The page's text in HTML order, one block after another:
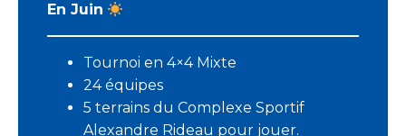
En Juin
Tournoi en 4×4 Mixte
24 équipes
5 terrains du Complexe Sportif
Alexandre Rideau pour jouer.